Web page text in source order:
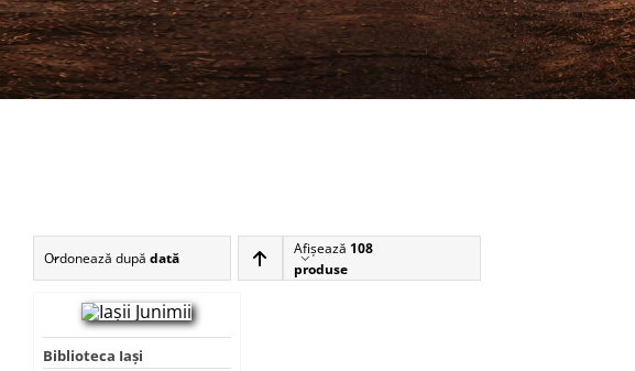
Ordonează după dată
Afişează 108
produse
Biblioteca Iaşi